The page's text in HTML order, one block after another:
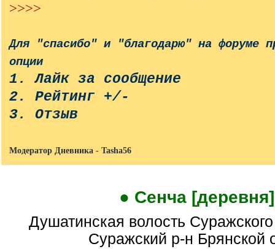
>>>>
Для "спасибо" и "благодарю" на форуме
опции
1. Лайк за сообщение
2. Рейтинг +/-
3. Отзыв
Модератор Дневника - Tasha56
● Сенча [деревня]
Душатинская волость Суражского уезда (совр.
Суражский р-н Брянской